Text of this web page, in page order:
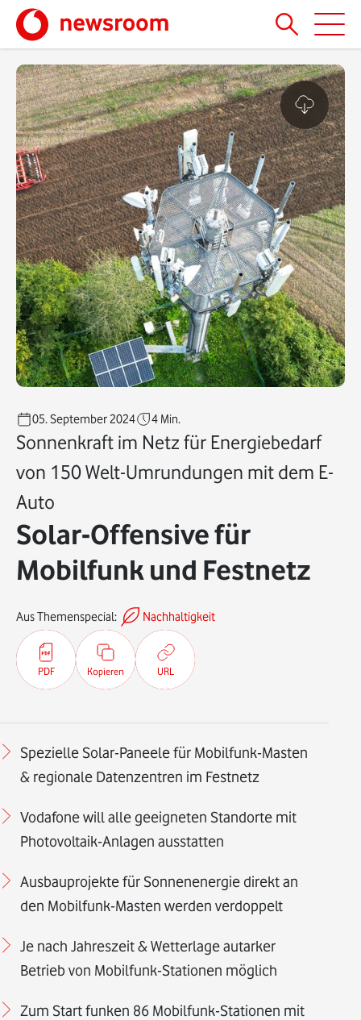
05. September 2024 4 Min.
Sonnenkraft im Netz für Energiebedarf
von 150 Welt-Umrundungen mit dem E-
Auto
Solar-Offensive für
Mobilfunk und Festnetz
Aus Themenspecial: Nachhaltigkeit
PDF Kopieren URL
Spezielle Solar-Paneele für Mobilfunk-Masten
& regionale Datenzentren im Festnetz
Vodafone will alle geeigneten Standorte mit
Photovoltaik-Anlagen ausstatten
Ausbauprojekte für Sonnenenergie direkt an
den Mobilfunk-Masten werden verdoppelt
Je nach Jahreszeit & Wetterlage autarker
Betrieb von Mobilfunk-Stationen möglich
Zum Start funken 86 Mobilfunk-Stationen mit